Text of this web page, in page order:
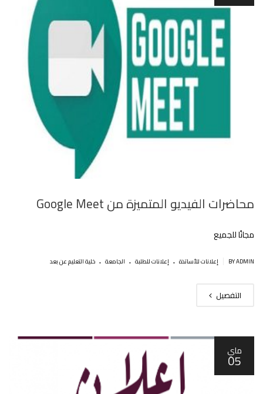
محاضرات الفيديو المتميزة من Google Meet
مجانًا للجميع
BY ADMIN إعلانات للأساتذة . إعلانات للطلبة . الجامعة . خلية التعليم عن بعد
التفصيل
ماي
05